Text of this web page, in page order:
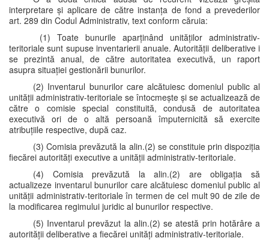
interpretare și aplicare de către instanța de fond a prevederilor
art. 289 din Codul Administrativ, text conform căruia:
(1) Toate bunurile aparținând unităților administrativ-
teritoriale sunt supuse inventarierii anuale. Autorității deliberative i
se prezintă anual, de către autoritatea executivă, un raport
asupra situației gestionării bunurilor.
(2) Inventarul bunurilor care alcătuiesc domeniul public al
unității administrativ-teritoriale se întocmește și se actualizează de
către o comisie special constituită, condusă de autoritatea
executivă ori de o altă persoană împuternicită să exercite
atribuțiile respective, după caz.
(3) Comisia prevăzută la alin.(2) se constituie prin dispoziția
fiecărei autorități executive a unității administrativ-teritoriale.
(4) Comisia prevăzută la alin.(2) are obligația să
actualizeze inventarul bunurilor care alcătuiesc domeniul public al
unității administrativ-teritoriale în termen de cel mult 90 de zile de
la modificarea regimului juridic al bunurilor respective.
(5) Inventarul prevăzut la alin.(2) se atestă prin hotărâre a
autorității deliberative a fiecărei unități administrativ-teritoriale.